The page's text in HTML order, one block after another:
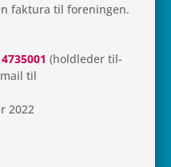
fak­tura til foreningen.
(hold­le­der til­
til
2022